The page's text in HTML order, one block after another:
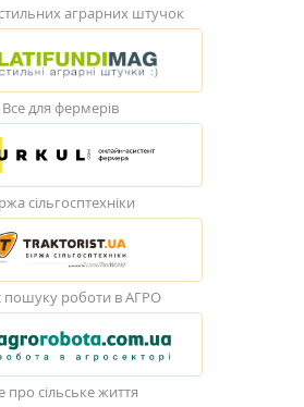
аграрних штучок
Все для фермерів
сільгосптехніки
пошуку роботи в АГРО
про сільське життя